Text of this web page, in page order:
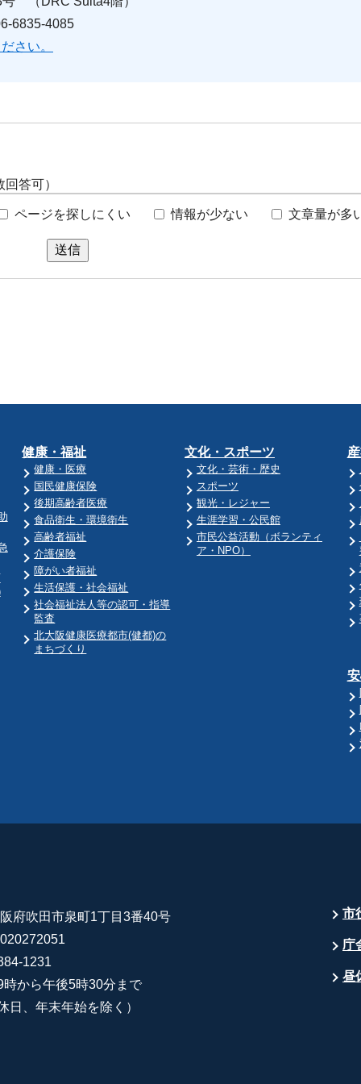
6835-4085
さい。
答可）
ページを探しにくい 情報が少ない 文章量が多
送信
健康・福祉
健康・医療
国民健康保険
後期高齢者医療
食品衛生・環境衛生
高齢者福祉
介護保険
障がい者福祉
生活保護・社会福祉
社会福祉法人等の認可・指導
監査
北大阪健康医療都市(健都)の
まちづくり
文化・スポーツ
文化・芸術・歴史
スポーツ
観光・レジャー
生涯学習・公民館
市民公益活動（ボランティ
ア・NPO）
府吹田市泉町1丁目3番40号
1231
時から午後5時30分まで
日、年末年始を除く）
市
庁
昼